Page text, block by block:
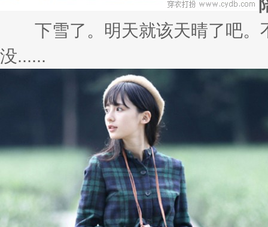
下雪了。明天就该天晴了吧。
没......